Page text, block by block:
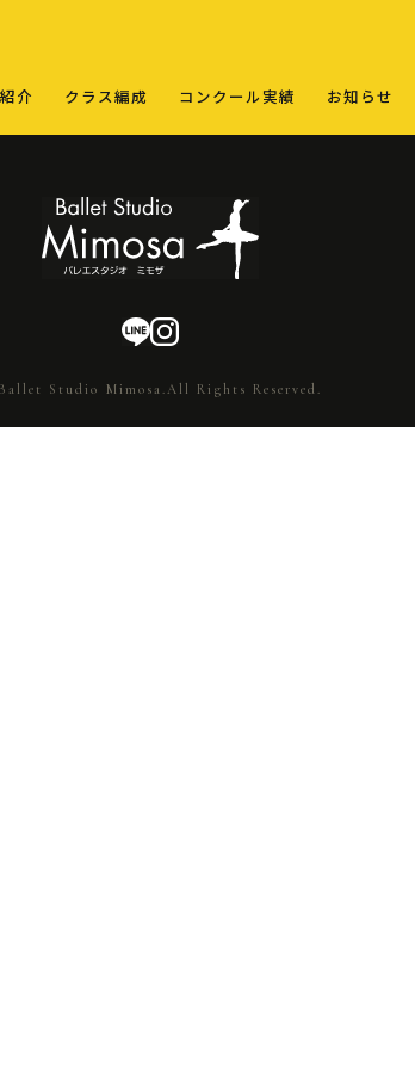
介 クラス編成 コンクール実績 お知らせ
Studio Mimosa.All Rights Reserved.